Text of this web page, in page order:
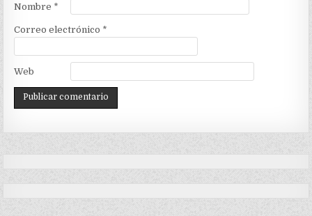
Nombre *
Correo electrónico *
Web